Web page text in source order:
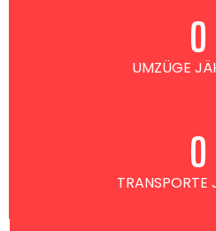
UMZÜGE0
TRANSPORTE
0